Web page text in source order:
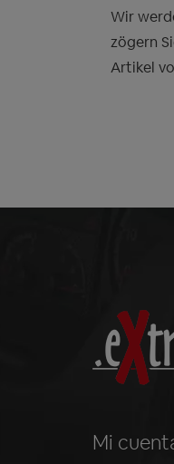
Wir
zögern
Artikel
Mi